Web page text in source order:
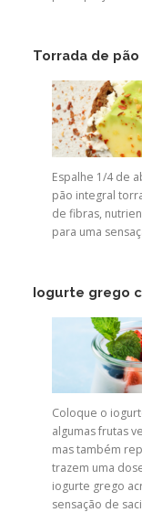
Torrada de
Espalhe 1/4 de
pão integral
de fibras,
para uma
Iogurte grego
Coloque o
algumas frutas
mas também
trazem uma
iogurte grego
sensação de